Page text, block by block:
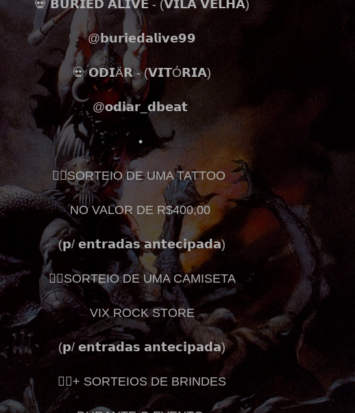
💀 𝗕𝗨𝗥𝗜𝗘𝗗 𝗔𝗟𝗜𝗩𝗘 - (𝗩𝗜𝗟𝗔 𝗩𝗘𝗟𝗛𝗔)
@𝗯𝘂𝗿𝗶𝗲𝗱𝗮𝗹𝗶𝘃𝗲𝟵𝟵
💀 𝗢𝗗𝗜Ä𝗥 - (𝗩𝗜𝗧Ó𝗥𝗜𝗔)
@𝗼𝗱𝗶𝗮𝗿_𝗱𝗯𝗲𝗮𝘁
•
👉🏽SORTEIO DE UMA TATTOO
NO VALOR DE R$400,00
(𝗽/ 𝗲𝗻𝘁𝗿𝗮𝗱𝗮𝘀 𝗮𝗻𝘁𝗲𝗰𝗶𝗽𝗮𝗱𝗮)
👉🏽SORTEIO DE UMA CAMISETA
VIX ROCK STORE
(𝗽/ 𝗲𝗻𝘁𝗿𝗮𝗱𝗮𝘀 𝗮𝗻𝘁𝗲𝗰𝗶𝗽𝗮𝗱𝗮)
👉🏽+ SORTEIOS DE BRINDES